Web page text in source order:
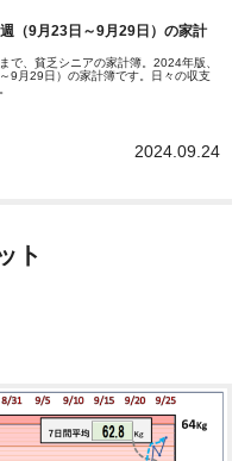
（9月23日～9月29日）の家計
で、貧乏シニアの家計簿。2024年版、
9月29日）の家計簿です。日々の収支
2024.09.24
ト